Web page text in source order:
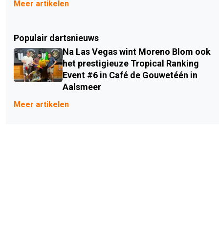
Meer artikelen
Populair dartsnieuws
Na Las Vegas wint Moreno Blom ook
het prestigieuze Tropical Ranking
Event #6 in Café de Gouwetéén in
Aalsmeer
Meer artikelen